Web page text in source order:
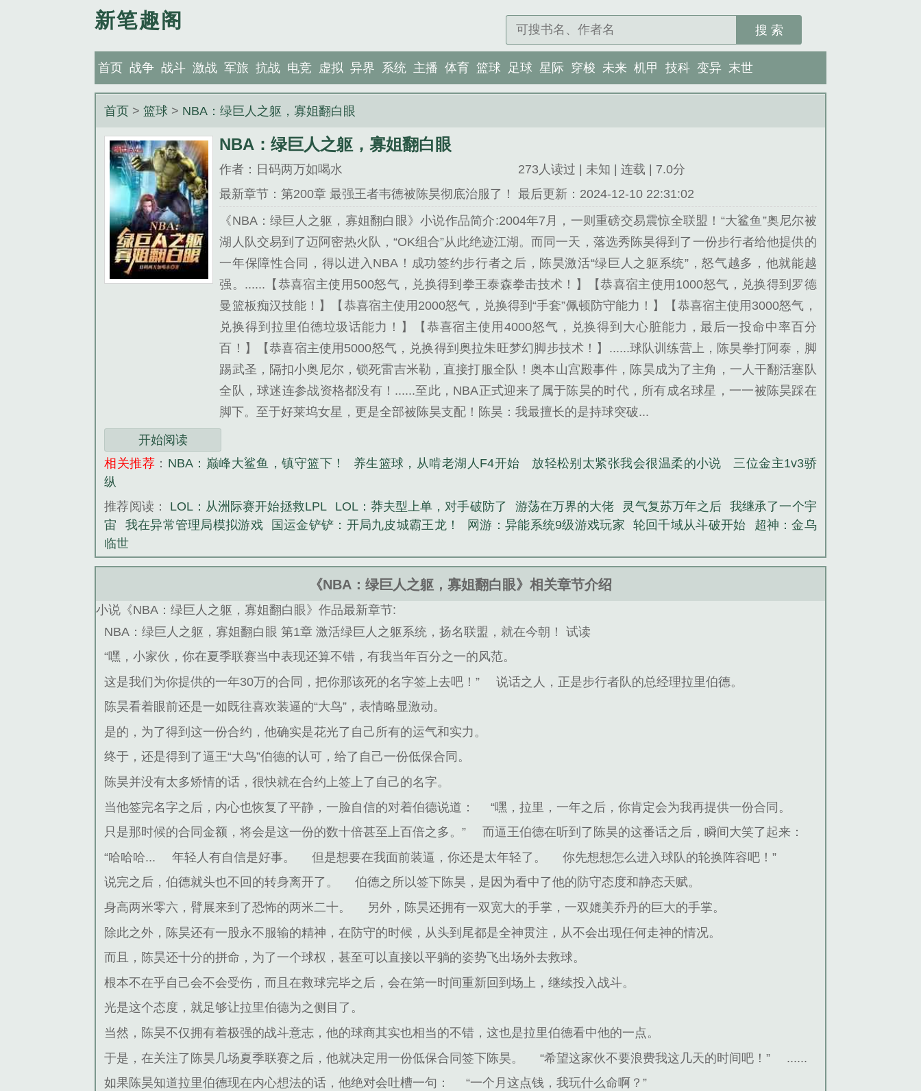
新笔趣阁 搜 索
首页 战争 战斗 激战 军旅 抗战 电竞 虚拟 异界 系统 主播 体育 篮球 足球 星际 穿梭 未来 机甲 技科 变异 末世
首页 >篮球 > NBA：绿巨人之躯，寡姐翻白眼
NBA：绿巨人之躯，寡姐翻白眼
作者：日码两万如喝水
273人读过 | 未知 | 连载 | 7.0分
最新章节：第200章 最强王者韦德被陈昊彻底治服了！
最后更新：2024-12-10 22:31:02
《NBA：绿巨人之躯，寡姐翻白眼》小说作品简介:2004年7月，一则重磅交易震惊全联盟！“大鲨鱼”奥尼尔被
湖人队交易到了迈阿密热火队，“OK组合”从此绝迹江湖。而同一天，落选秀陈昊得到了一份步行者给他提供的
一年保障性合同，得以进入NBA！成功签约步行者之后，陈昊激活“绿巨人之躯系统”，怒气越多，他就能越
强。......【恭喜宿主使用500怒气，兑换得到拳王泰森拳击技术！】【恭喜宿主使用1000怒气，兑换得到罗德
曼篮板痴汉技能！】【恭喜宿主使用2000怒气，兑换得到“手套”佩顿防守能力！】【恭喜宿主使用3000怒气，
兑换得到拉里伯德垃圾话能力！】【恭喜宿主使用4000怒气，兑换得到大心脏能力，最后一投命中率百分
百！】【恭喜宿主使用5000怒气，兑换得到奥拉朱旺梦幻脚步技术！】......球队训练营上，陈昊拳打阿泰，脚
踢武圣，隔扣小奥尼尔，锁死雷吉米勒，直接打服全队！奥本山宫殿事件，陈昊成为了主角，一人干翻活塞队
全队，球迷连参战资格都没有！......至此，NBA正式迎来了属于陈昊的时代，所有成名球星，一一被陈昊踩在
脚下。至于好莱坞女星，更是全部被陈昊支配！陈昊：我最擅长的是持球突破...
开始阅读
相关推荐 ： NBA：巅峰大鲨鱼，镇守篮下！ 养生篮球，从啃老湖人F4开始 放轻松别太紧张我会很温柔的小说
三位金主1v3骄
纵
推荐阅读： LOL：从洲际赛开始拯救LPL LOL：莽夫型上单，对手破防了 游荡在万界的大佬 灵气复苏万年之后
我继承了一个宇
宙
我在异常管理局模拟游戏 国运金铲铲：开局九皮城霸王龙！ 网游：异能系统9级游戏玩家 轮回千域从斗破开始
超神：金乌
临世
《NBA：绿巨人之躯，寡姐翻白眼》相关章节介绍
小说《NBA：绿巨人之躯，寡姐翻白眼》作品最新章节:
NBA：绿巨人之躯，寡姐翻白眼 第1章 激活绿巨人之躯系统，扬名联盟，就在今朝！ 试读
“嘿，小家伙，你在夏季联赛当中表现还算不错，有我当年百分之一的风范。
这是我们为你提供的一年30万的合同，把你那该死的名字签上去吧！”
说话之人，正是步行者队的总经理拉里伯德。
陈昊看着眼前还是一如既往喜欢装逼的“大鸟”，表情略显激动。
是的，为了得到这一份合约，他确实是花光了自己所有的运气和实力。
终于，还是得到了逼王“大鸟”伯德的认可，给了自己一份低保合同。
陈昊并没有太多矫情的话，很快就在合约上签上了自己的名字。
当他签完名字之后，内心也恢复了平静，一脸自信的对着伯德说道：
“嘿，拉里，一年之后，你肯定会为我再提供一份合同。
只是那时候的合同金额，将会是这一份的数十倍甚至上百倍之多。”
而逼王伯德在听到了陈昊的这番话之后，瞬间大笑了起来：
“哈哈哈...
年轻人有自信是好事。 但是想要在我面前装逼，你还是太年轻了。
你先想想怎么进入球队的轮换阵容吧！”
说完之后，伯德就头也不回的转身离开了。
伯德之所以签下陈昊，是因为看中了他的防守态度和静态天赋。
身高两米零六，臂展来到了恐怖的两米二十。
另外，陈昊还拥有一双宽大的手掌，一双媲美乔丹的巨大的手掌。
除此之外，陈昊还有一股永不服输的精神，在防守的时候，从头到尾都是全神贯注，从不会出现任何走神的情况。
而且，陈昊还十分的拼命，为了一个球权，甚至可以直接以平躺的姿势飞出场外去救球。
根本不在乎自己会不会受伤，而且在救球完毕之后，会在第一时间重新回到场上，继续投入战斗。
光是这个态度，就足够让拉里伯德为之侧目了。
当然，陈昊不仅拥有着极强的战斗意志，他的球商其实也相当的不错，这也是拉里伯德看中他的一点。
于是，在关注了陈昊几场夏季联赛之后，他就决定用一份低保合同签下陈昊。
“希望这家伙不要浪费我这几天的时间吧！”
......
如果陈昊知道拉里伯德现在内心想法的话，他绝对会吐槽一句：
“一个月这点钱，我玩什么命啊？”